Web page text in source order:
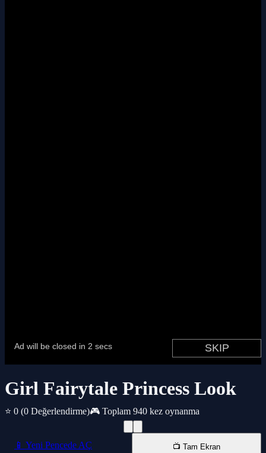
Girl Fairytale Princess Look
⭐ 0 (0 Değerlendirme)🎮 Toplam 940 kez oynanma
📱 Yeni Pencede AÇ 📺 Tam Ekran